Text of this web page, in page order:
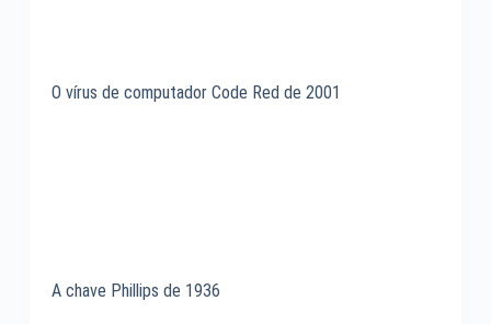
O vírus de computador Code Red de 2001
A chave Phillips de 1936